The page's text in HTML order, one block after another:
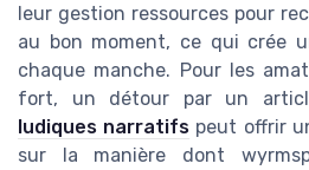
leur gestion ressources pour
au bon moment, ce qui crée
chaque manche. Pour les
fort, un détour par un
ludiques narratifs peut offrir
sur la manière dont